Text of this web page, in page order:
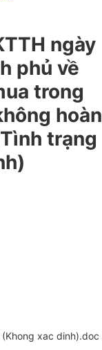
ngày
phủ về
trong
hoàn
trạng
xac dinh).doc